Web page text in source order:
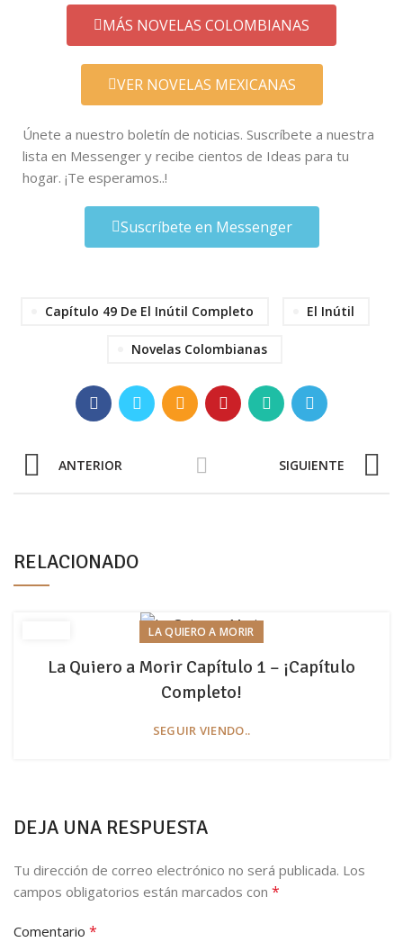
MÁS NOVELAS COLOMBIANAS
VER NOVELAS MEXICANAS
Únete a nuestro boletín de noticias. Suscríbete a nuestra
lista en Messenger y recibe cientos de Ideas para tu
hogar. ¡Te esperamos..!
Suscríbete en Messenger
Capítulo 49 De El Inútil Completo El Inútil
Novelas Colombianas
ANTERIOR SIGUIENTE
RELACIONADO
LA QUIERO A MORIR
La Quiero a Morir Capítulo 1 – ¡Capítulo
Completo!
SEGUIR VIENDO..
DEJA UNA RESPUESTA
Tu dirección de correo electrónico no será publicada. Los
campos obligatorios están marcados con *
Comentario *